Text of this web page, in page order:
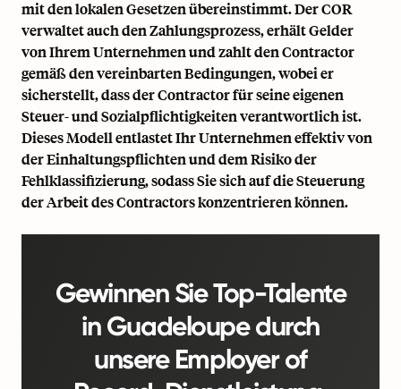
mit den lokalen Gesetzen übereinstimmt. Der COR
verwaltet auch den Zahlungsprozess, erhält Gelder
von Ihrem Unternehmen und zahlt den Contractor
gemäß den vereinbarten Bedingungen, wobei er
sicherstellt, dass der Contractor für seine eigenen
Steuer- und Sozialpflichtigkeiten verantwortlich ist.
Dieses Modell entlastet Ihr Unternehmen effektiv von
der Einhaltungspflichten und dem Risiko der
Fehlklassifizierung, sodass Sie sich auf die Steuerung
der Arbeit des Contractors konzentrieren können.
Gewinnen Sie Top-Talente
in Guadeloupe durch
unsere Employer of